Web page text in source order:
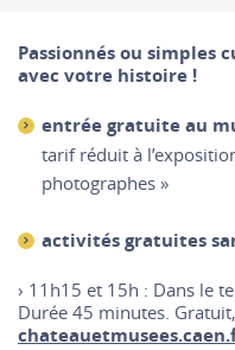
Passionnés ou simples
avec votre histoire !
entrée gratuite au
tarif réduit à
photographes »
activités gratuites
› 11h15 et 15h : Dans le
Durée 45 minutes.